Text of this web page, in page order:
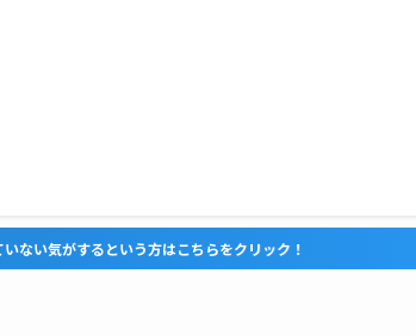
方はこちらをクリック！